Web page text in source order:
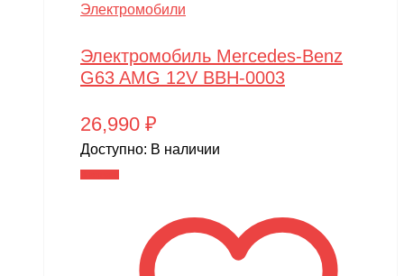
Электромобили
Электромобиль Mercedes-Benz
G63 AMG 12V BBH-0003
26,990 ₽
Доступно: В наличии